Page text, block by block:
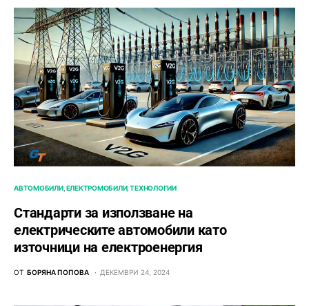
АВТОМОБИЛИ ЕЛЕКТРОМОБИЛИ ТЕХНОЛОГИИ
Стандарти за използване на
електрическите автомобили като
източници на електроенергия
ОТ БОРЯНА ПОПОВА ДЕКЕМВРИ 24, 2024